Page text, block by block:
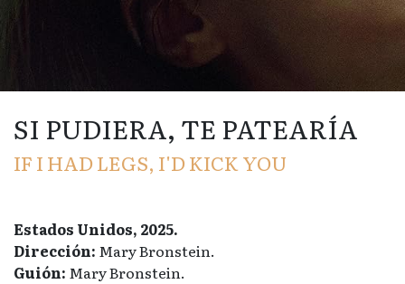
SI PUDIERA, TE PATEARÍA
IF I HAD LEGS, I'D KICK YOU
Estados Unidos, 2025.
Dirección: Mary Bronstein.
Guión: Mary Bronstein.